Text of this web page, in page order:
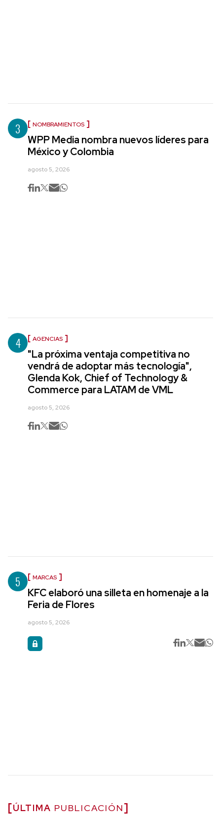
3 NOMBRAMIENTOS
WPP Media nombra nuevos líderes para
México y Colombia
agosto 5, 2026
4 AGENCIAS
"La próxima ventaja competitiva no
vendrá de adoptar más tecnología",
Glenda Kok, Chief of Technology &
Commerce para LATAM de VML
agosto 5, 2026
5 MARCAS
KFC elaboró una silleta en homenaje a la
Feria de Flores
agosto 5, 2026
ÚLTIMA PUBLICACIÓN